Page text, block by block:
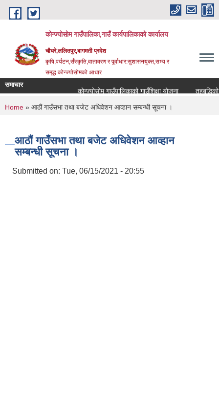
Skip to main content
कोन्ज्योसोम गाउँपालिका,गाउँ कार्यपालिकाको कार्यालय
चौघरे,ललितपुर,बागमती प्रदेश
कृषि,पर्यटन,सँस्कृति,वातावरण र पूर्वाधार:सुशासनयुक्त,सभ्य र
समृद्ध कोन्ज्योसोमको आधार
समाचार
कोन्ज्योसोम गाउँपालिकाको गाउँशिक्षा योजना
तहबृद्धिको
You are here
Home » आठौं गाउँसभा तथा बजेट अधिवेशन आव्हान सम्बन्धी सूचना ।
आठौं गाउँसभा तथा बजेट अधिवेशन आव्हान
सम्बन्धी सूचना ।
Submitted on: Tue, 06/15/2021 - 20:55